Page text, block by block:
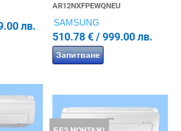
лв.
AR12NXFPEWQNEU
SAMSUNG
510.78€/ 999.00 лв.
Запитване